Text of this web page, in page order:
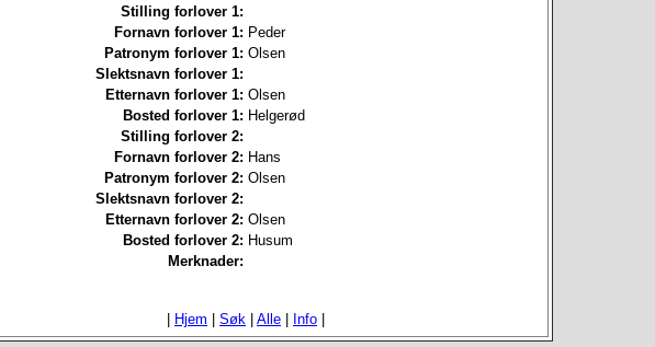
Stilling forlover 1:
Fornavn forlover 1: Peder
Patronym forlover 1: Olsen
Slektsnavn forlover 1:
Etternavn forlover 1: Olsen
Bosted forlover 1: Helgerød
Stilling forlover 2:
Fornavn forlover 2: Hans
Patronym forlover 2: Olsen
Slektsnavn forlover 2:
Etternavn forlover 2: Olsen
Bosted forlover 2: Husum
Merknader:
Hjem Søk Alle Info